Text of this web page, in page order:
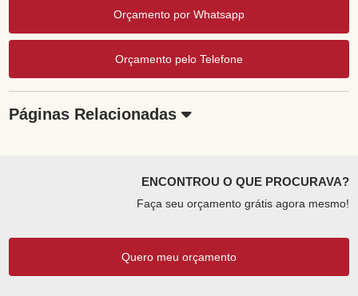
Orçamento por Whatsapp
Orçamento pelo Telefone
Páginas Relacionadas
ENCONTROU O QUE PROCURAVA?
Faça seu orçamento grátis agora mesmo!
Quero meu orçamento